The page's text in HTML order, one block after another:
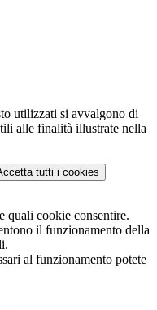
utilizzati si avvalgono di
alle finalità illustrate nella
tutti i cookies
quali cookie consentire.
il funzionamento della
al funzionamento potete